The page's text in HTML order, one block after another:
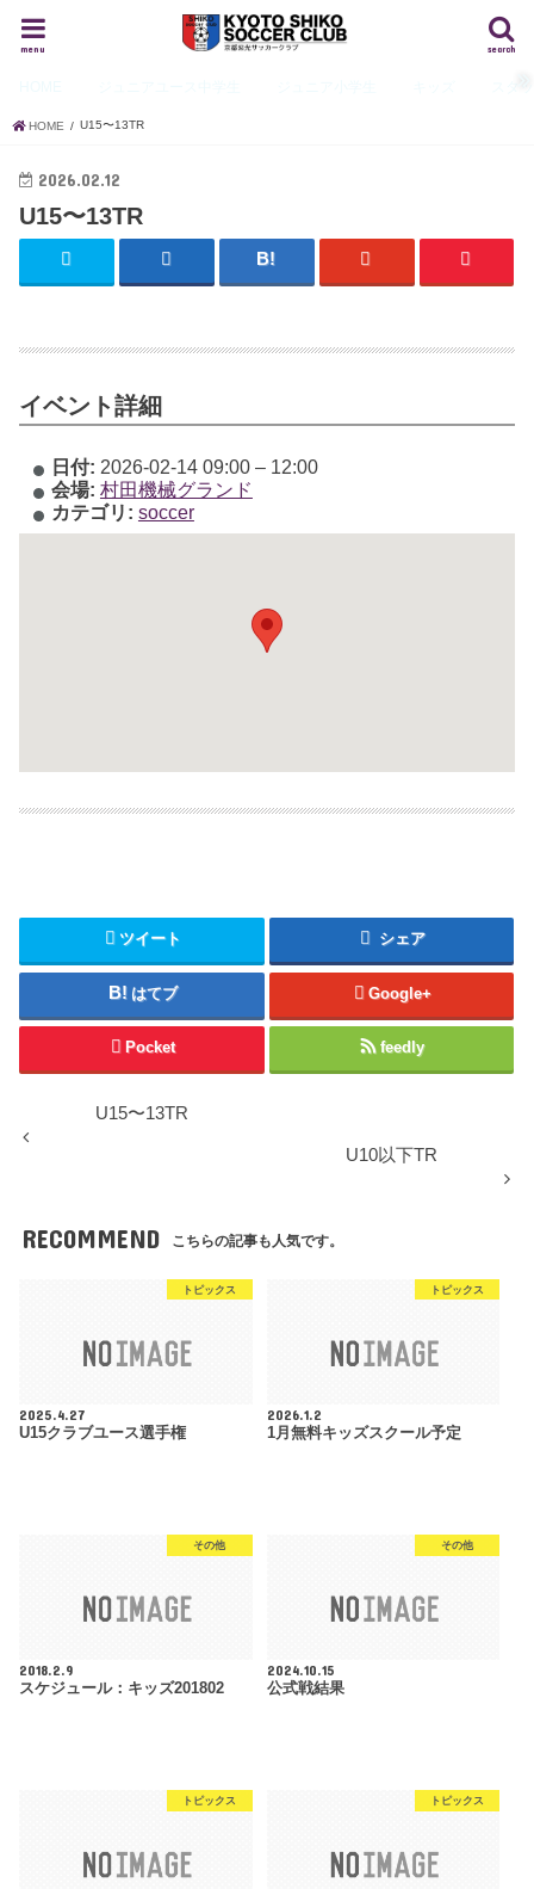
search
menu
HOME U15〜13TR
2026.02.12
U15〜13TR
イベント詳細
日付: 2026-02-14 09:00– 12:00
会場: 村田機械グランド
カテゴリ: soccer
ツイート シェア
はてブ Google+
Pocket feedly
U15〜13TR
U10以下TR
RECOMMEND こちらの記事も人気です。
トピックス
2025.4.27
U15クラブユース選手権
トピックス
2026.1.2
1月無料キッズスクール予定
その他
2018.2.9
スケジュール：キッズ201802
その他
2024.10.15
公式戦結果
トピックス トピックス